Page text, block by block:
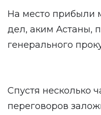
На место прибыли
дел, аким Астаны,
генерального
Спустя несколько
переговоров